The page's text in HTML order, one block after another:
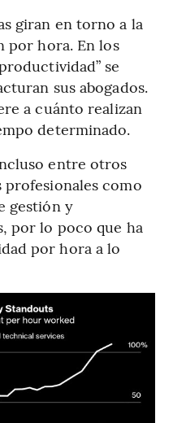
giran en torno a la
por hora. En los
se
sus abogados.
a cuánto realizan
determinado.
entre otros
como
gestión y
por lo poco que ha
por hora a lo